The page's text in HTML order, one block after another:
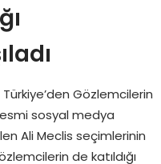
Gözlemcilerin
resmi sosyal medya
Ali Meclis seçimlerinin
de katıldığı